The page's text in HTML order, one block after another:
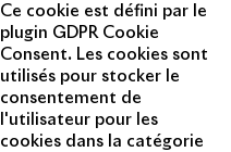
Ce cookie est défini par le
plugin GDPR Cookie
Consent. Les cookies sont
utilisés pour stocker le
consentement de
l'utilisateur pour les
cookies dans la catégorie